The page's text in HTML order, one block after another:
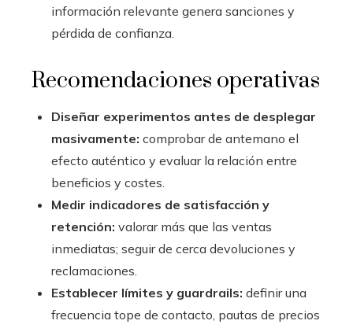
información relevante genera sanciones y
pérdida de confianza.
Recomendaciones operativas
Diseñar experimentos antes de desplegar
masivamente: comprobar de antemano el
efecto auténtico y evaluar la relación entre
beneficios y costes.
Medir indicadores de satisfacción y
retención: valorar más que las ventas
inmediatas; seguir de cerca devoluciones y
reclamaciones.
Establecer límites y guardrails: definir una
frecuencia tope de contacto, pautas de precios